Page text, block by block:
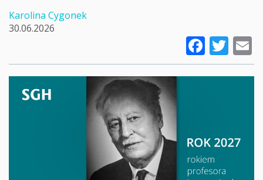
Karolina Cygonek
30.06.2026